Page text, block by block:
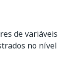
de variáveis
no nível